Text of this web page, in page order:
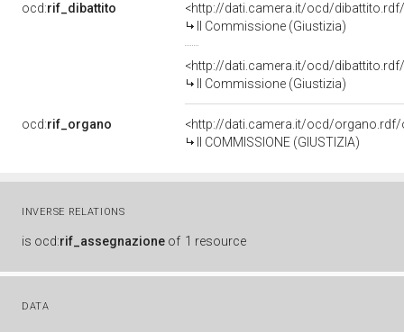
ocd:rif_dibattito
<http://dati.camera.it/ocd/
II Commissione (Giustizia)
<http://dati.camera.it/ocd/
II Commissione (Giustizia)
ocd:rif_organo
<http://dati.camera.it/ocd/organo.rdf/
II COMMISSIONE (GIUSTIZIA)
INVERSE RELATIONS
is ocd:rif_assegnazione of 1 resource
DATA